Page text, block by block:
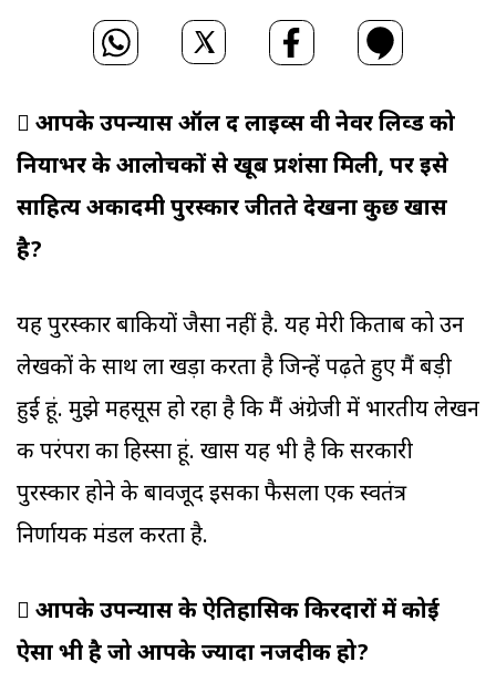
 आपके उपन्यास ऑल द लाइव्स वी नेवर लिव्ड को
दुनियाभर के आलोचकों से खूब प्रशंसा मिली, पर इसे
साहित्य अकादमी पुरस्कार जीतते देखना कुछ खास
है?
यह पुरस्कार बाकियों जैसा नहीं है. यह मेरी किताब को उन
लेखकों के साथ ला खड़ा करता है जिन्हें पढ़ते हुए मैं बड़ी
हुई हूं. मुझे महसूस हो रहा है कि मैं अंग्रेजी में भारतीय लेखन
की परंपरा का हिस्सा हूं. खास यह भी है कि सरकारी
पुरस्कार होने के बावजूद इसका फैसला एक स्वतंत्र
निर्णायक मंडल करता है.
 आपके उपन्यास के ऐतिहासिक किरदारों में कोई
ऐसा भी है जो आपके ज्यादा नजदीक हो?